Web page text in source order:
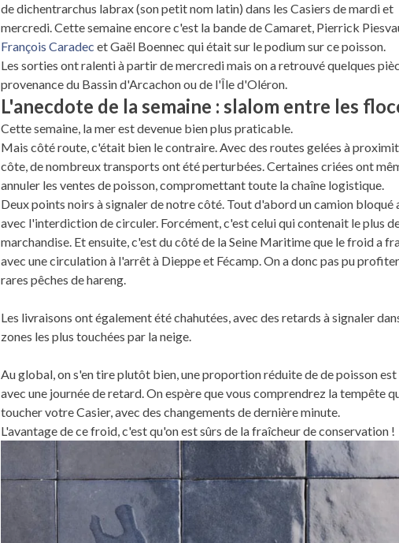
de dichentrarchus labrax (son petit nom latin) dans les Casiers de mardi et
mercredi. Cette semaine encore c'est la bande de Camaret, Pierrick
François Caradec et Gaël Boennec qui était sur le podium sur ce poisson.
Les sorties ont ralenti à partir de mercredi mais on a retrouvé quelques
provenance du Bassin d'Arcachon ou de l'Île d'Oléron.
L'anecdote de la semaine : slalom entre les
Cette semaine, la mer est devenue bien plus praticable.
Mais côté route, c'était bien le contraire. Avec des routes gelées à
côte, de nombreux transports ont été perturbées. Certaines criées ont
annuler les ventes de poisson, compromettant toute la chaîne logistique.
Deux points noirs à signaler de notre côté. Tout d'abord un camion bloqué
avec l'interdiction de circuler. Forcément, c'est celui qui contenait le plus
marchandise. Et ensuite, c'est du côté de la Seine Maritime que le froid a
avec une circulation à l'arrêt à Dieppe et Fécamp. On a donc pas pu
rares pêches de hareng.
Les livraisons ont également été chahutées, avec des retards à signaler
zones les plus touchées par la neige.
Au global, on s'en tire plutôt bien, une proportion réduite de de poisson
avec une journée de retard. On espère que vous comprendrez la tempête
toucher votre Casier, avec des changements de dernière minute.
L'avantage de ce froid, c'est qu'on est sûrs de la fraîcheur de conservation !